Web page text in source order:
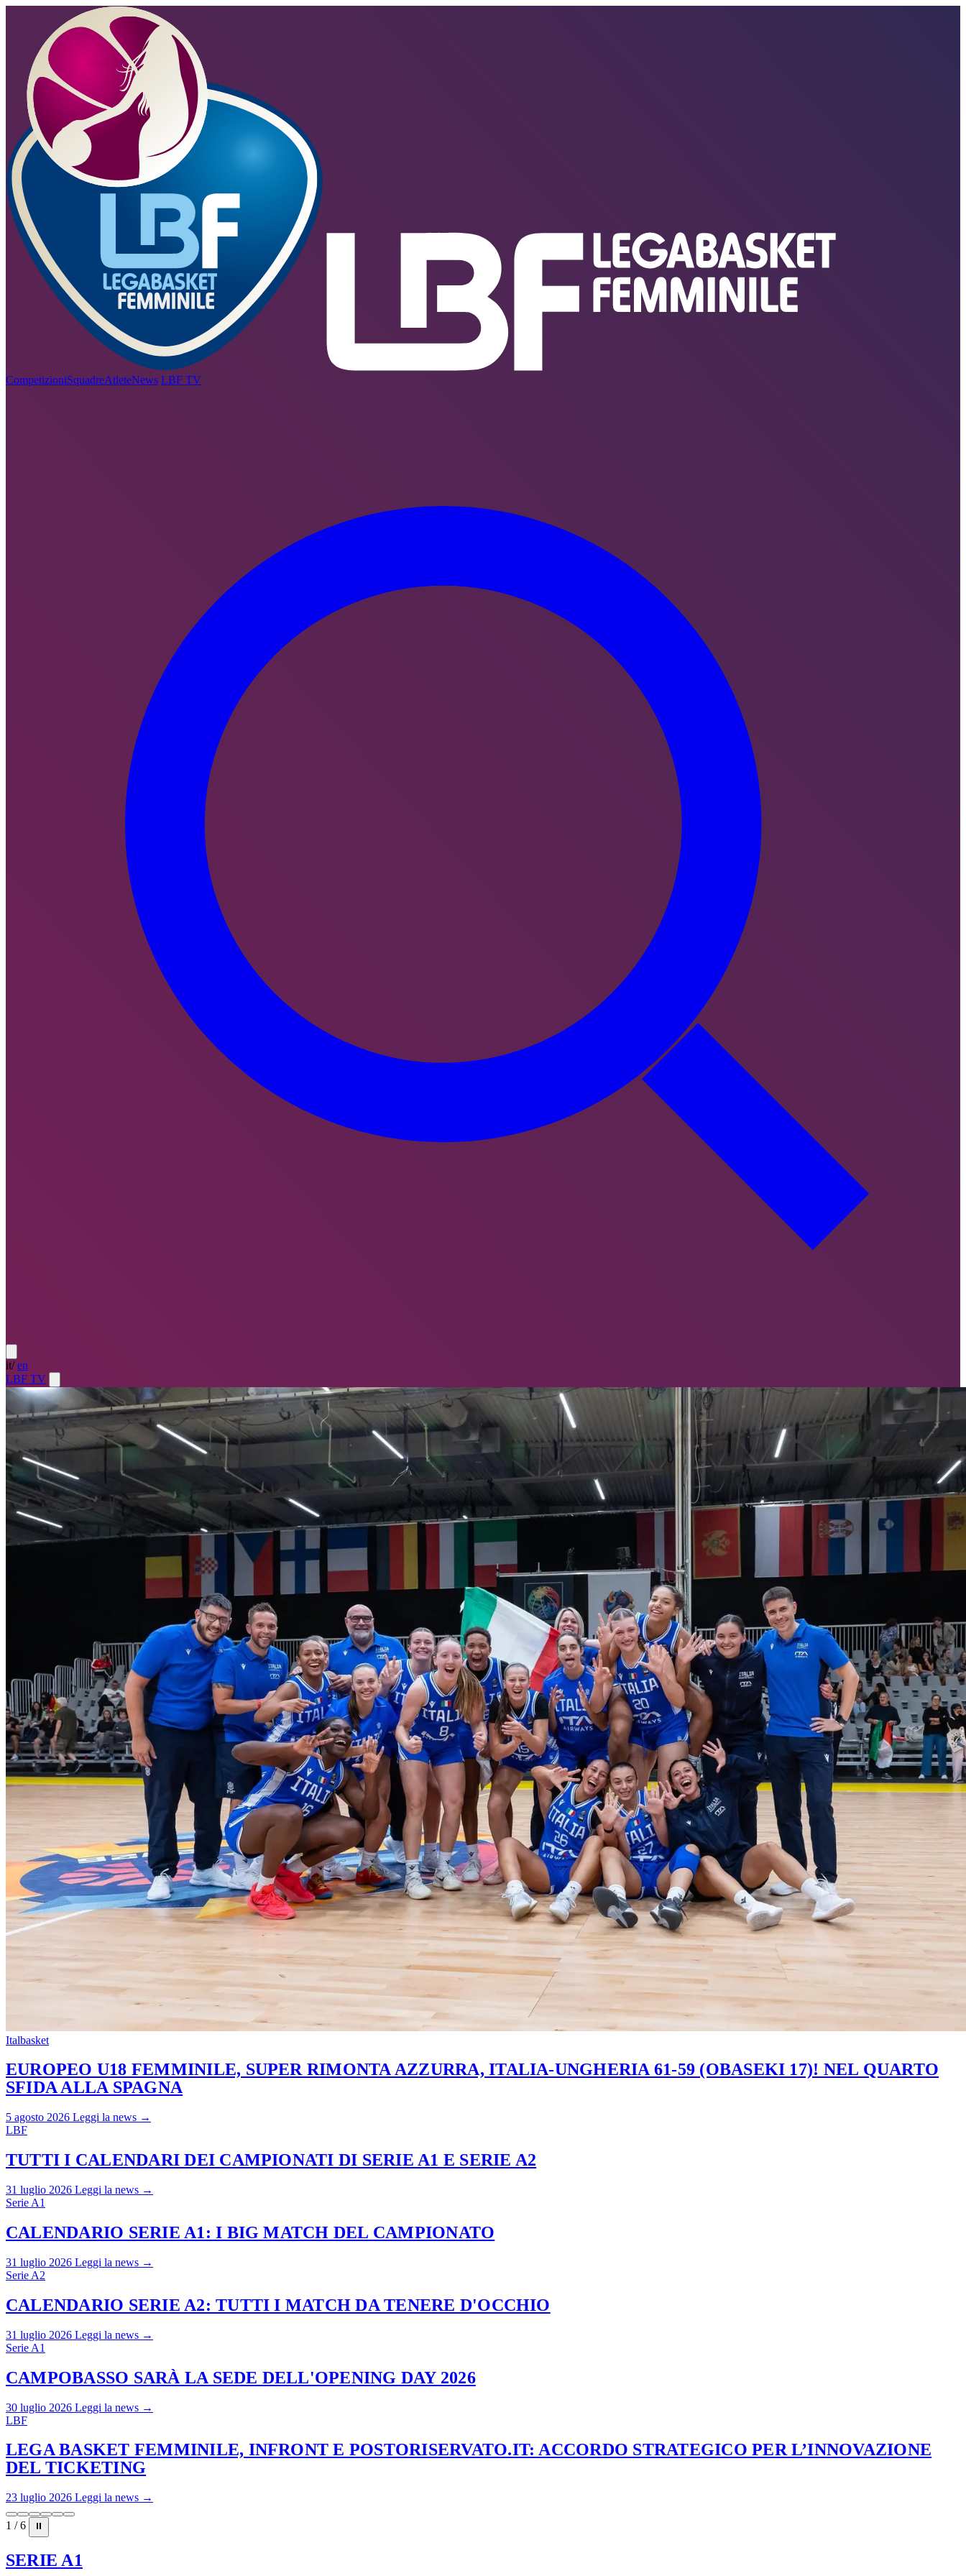
CompetizioniSquadreAtleteNews LBF TV
it/ en
LBF TV
Italbasket
EUROPEO U18 FEMMINILE, SUPER RIMONTA AZZURRA, ITALIA-UNGHERIA 61-59 (OBASEKI 17)! NEL QUARTO
SFIDA ALLA SPAGNA
5 agosto 2026 Leggi la news →
LBF
TUTTI I CALENDARI DEI CAMPIONATI DI SERIE A1 E SERIE A2
31 luglio 2026 Leggi la news →
Serie A1
CALENDARIO SERIE A1: I BIG MATCH DEL CAMPIONATO
31 luglio 2026 Leggi la news →
Serie A2
CALENDARIO SERIE A2: TUTTI I MATCH DA TENERE D'OCCHIO
31 luglio 2026 Leggi la news →
Serie A1
CAMPOBASSO SARÀ LA SEDE DELL'OPENING DAY 2026
30 luglio 2026 Leggi la news →
LBF
LEGA BASKET FEMMINILE, INFRONT E POSTORISERVATO.IT: ACCORDO STRATEGICO PER L’INNOVAZIONE
DEL TICKETING
23 luglio 2026 Leggi la news →
1 / 6 ⏸
SERIE A1